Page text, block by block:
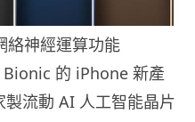
絡神經運算功能
的 iPhone 新產
流動 AI 人工智能晶片